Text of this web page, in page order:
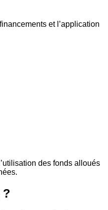
et l’application
des fonds alloués
?